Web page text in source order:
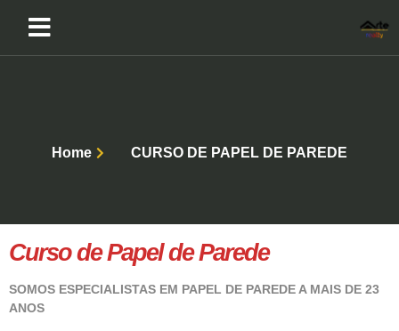
Home CURSO DE PAPEL DE PAREDE
Curso de Papel de Parede
SOMOS ESPECIALISTAS EM PAPEL DE PAREDE A MAIS DE 23
ANOS